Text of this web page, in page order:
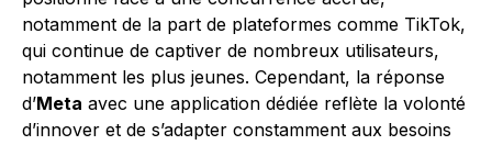
notamment de la part de plateformes comme TikTok,
qui continue de captiver de nombreux utilisateurs,
notamment les plus jeunes. Cependant, la réponse
d’Meta avec une application dédiée reflète la volonté
d’innover et de s’adapter constamment aux besoins